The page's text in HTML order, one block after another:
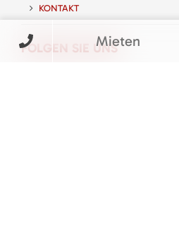
KONTAKT
FOLGEN SIE UNSMieten